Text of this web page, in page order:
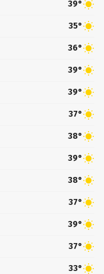
39°
35°
36°
39°
39°
37°
38°
39°
38°
37°
39°
37°
33°